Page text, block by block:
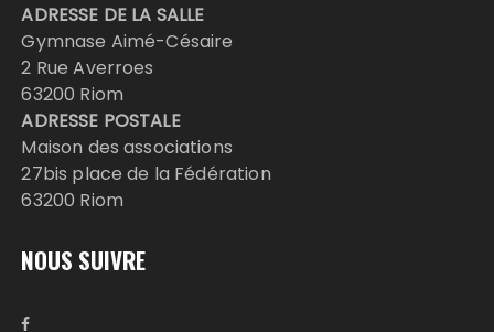
ADRESSE DE LA SALLE
Gymnase Aimé-Césaire
2 Rue Averroes
63200 Riom
ADRESSE POSTALE
Maison des associations
27bis place de la Fédération
63200 Riom
NOUS SUIVRE